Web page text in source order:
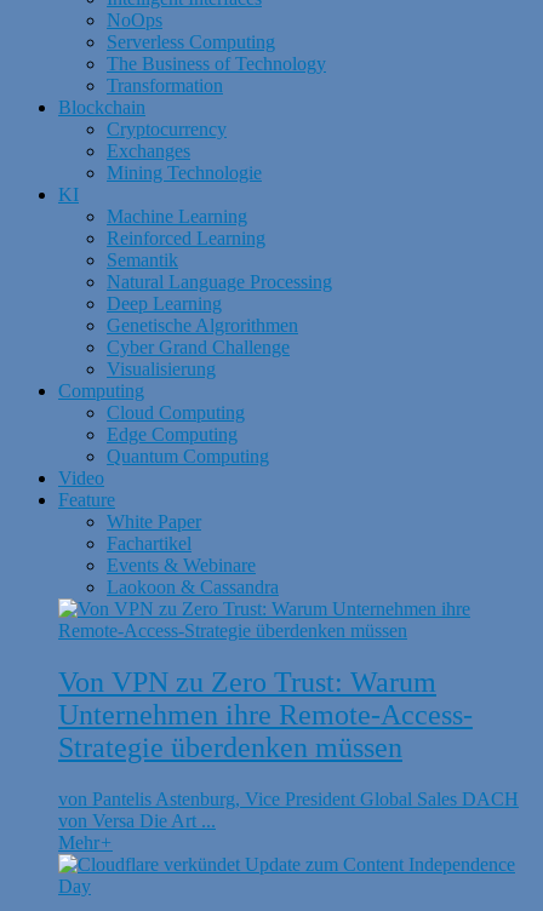
NoOps
Serverless Computing
The Business of Technology
Transformation
Blockchain
Cryptocurrency
Exchanges
Mining Technologie
KI
Machine Learning
Reinforced Learning
Semantik
Natural Language Processing
Deep Learning
Genetische Algrorithmen
Cyber Grand Challenge
Visualisierung
Computing
Cloud Computing
Edge Computing
Quantum Computing
Video
Feature
White Paper
Fachartikel
Events & Webinare
Laokoon & Cassandra
Von VPN zu Zero Trust: Warum
Unternehmen ihre Remote-Access-
Strategie überdenken müssen
von Pantelis Astenburg, Vice President Global Sales DACH
von Versa Die Art ...
Mehr+